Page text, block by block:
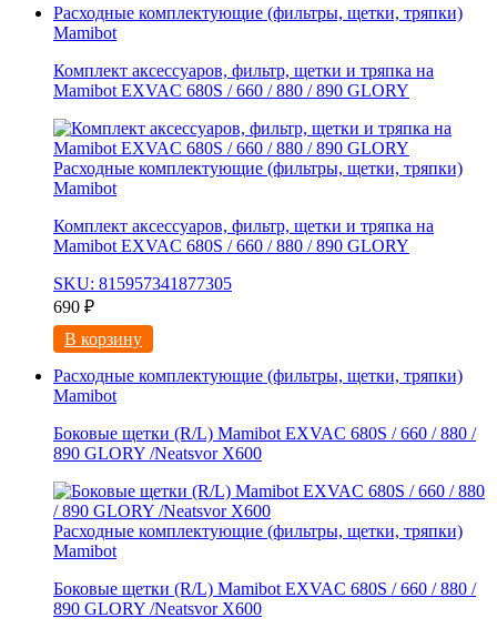
Расходные комплектующие (фильтры, щетки, тряпки)
Mamibot
Комплект аксессуаров, фильтр, щетки и тряпка на
Mamibot EXVAC 680S / 660 / 880 / 890 GLORY
Расходные комплектующие (фильтры, щетки, тряпки)
Mamibot
Комплект аксессуаров, фильтр, щетки и тряпка на
Mamibot EXVAC 680S / 660 / 880 / 890 GLORY
SKU: 815957341877305
690 ₽
В корзину
Расходные комплектующие (фильтры, щетки, тряпки)
Mamibot
Боковые щетки (R/L) Mamibot EXVAC 680S / 660 / 880 /
890 GLORY /Neatsvor X600
Расходные комплектующие (фильтры, щетки, тряпки)
Mamibot
Боковые щетки (R/L) Mamibot EXVAC 680S / 660 / 880 /
890 GLORY /Neatsvor X600